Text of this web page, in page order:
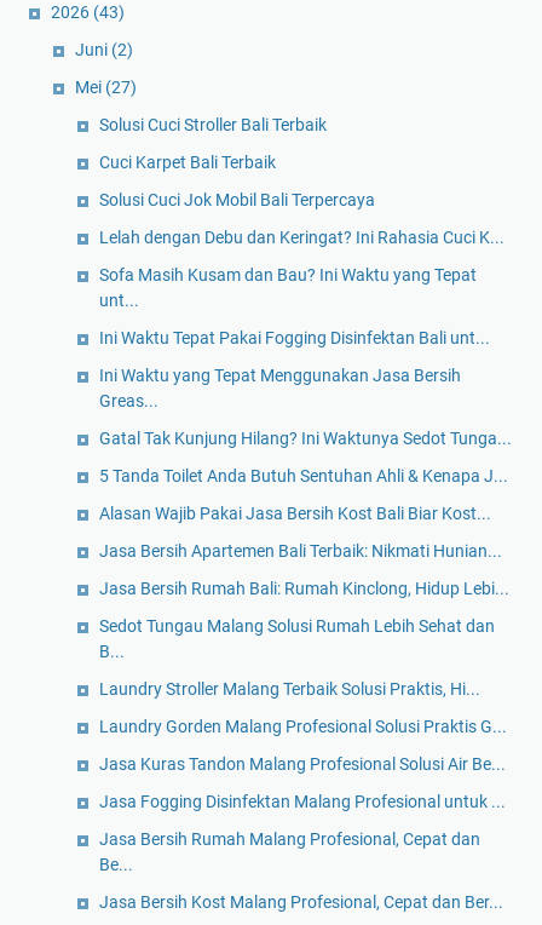
2026 (43)
Juni (2)
Mei (27)
Solusi Cuci Stroller Bali Terbaik
Cuci Karpet Bali Terbaik
Solusi Cuci Jok Mobil Bali Terpercaya
Lelah dengan Debu dan Keringat? Ini Rahasia Cuci K...
Sofa Masih Kusam dan Bau? Ini Waktu yang Tepat
unt...
Ini Waktu Tepat Pakai Fogging Disinfektan Bali unt...
Ini Waktu yang Tepat Menggunakan Jasa Bersih
Greas...
Gatal Tak Kunjung Hilang? Ini Waktunya Sedot Tunga...
5 Tanda Toilet Anda Butuh Sentuhan Ahli & Kenapa J...
Alasan Wajib Pakai Jasa Bersih Kost Bali Biar Kost...
Jasa Bersih Apartemen Bali Terbaik: Nikmati Hunian...
Jasa Bersih Rumah Bali: Rumah Kinclong, Hidup Lebi...
Sedot Tungau Malang Solusi Rumah Lebih Sehat dan
B...
Laundry Stroller Malang Terbaik Solusi Praktis, Hi...
Laundry Gorden Malang Profesional Solusi Praktis G...
Jasa Kuras Tandon Malang Profesional Solusi Air Be...
Jasa Fogging Disinfektan Malang Profesional untuk ...
Jasa Bersih Rumah Malang Profesional, Cepat dan
Be...
Jasa Bersih Kost Malang Profesional, Cepat dan Ber...